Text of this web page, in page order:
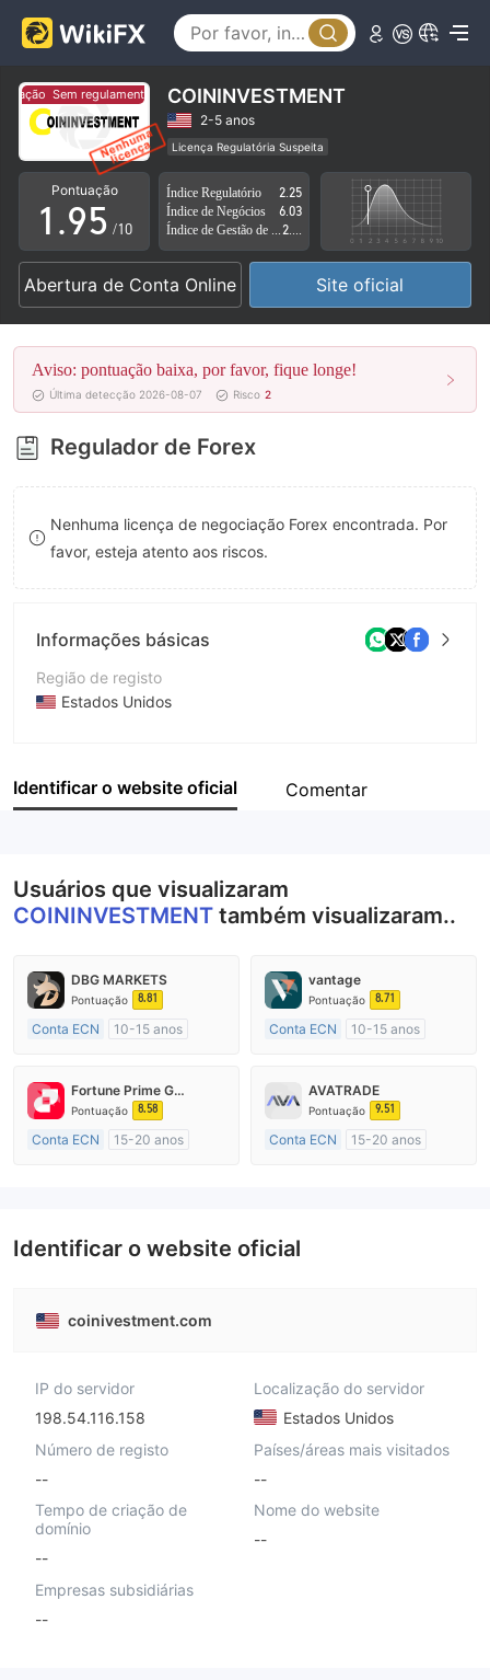
Sem regulamentação COININVESTMENT
2-5 anos
Licença Regulatória Suspeita
Região de negócios suspeita
Risco potencial alto
Pontuação
0
1
2
3
4
5
6
7
8
9
.
5
6
7
8
9
1
2
3
4
5
6
7
8
9
/10
Índice Regulatório
2.25
Índice de Negócios
6.03
Abertura de Conta Online Site oficial
Aviso: pontuação baixa, por favor, fique longe!
Última detecção 2026-08-07 Risco 2
Regulador de Forex
Nenhuma licença de negociação Forex encontrada. Por
favor, esteja atento aos riscos.
Informações básicas
Região de registo
Estados Unidos
Empresa
Identificar o website oficial Comentar
Usuários que visualizaram
COININVESTMENT também visualizaram..
DBG MARKETS
Pontuação 8.81
Conta ECN
10-15 anos
Market Marketing (MM)
Etiqueta principal MT4
vantage
Pontuação 8.71
Conta ECN
10-15 anos
Etiqueta principal MT4
Fortune Prime Global
Pontuação 8.58
Conta ECN
15-20 anos
AVATRADE
Pontuação 9.51
Conta ECN
15-20 anos
Identificar o website oficial
coinivestment.com
IP do servidor
198.54.116.158
Localização do servidor
Estados Unidos
Número de registo
--
Países/áreas mais visitados
--
Tempo de criação de
domínio
--
Nome do website
--
Empresas subsidiárias
--